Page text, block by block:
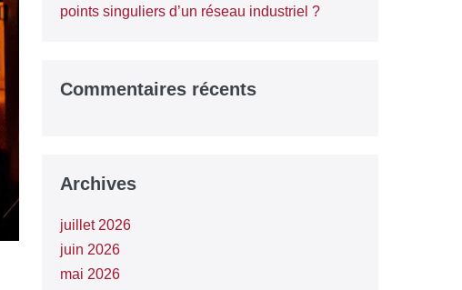
points singuliers d’un réseau industriel ?
Commentaires récents
Archives
juillet 2026
juin 2026
mai 2026